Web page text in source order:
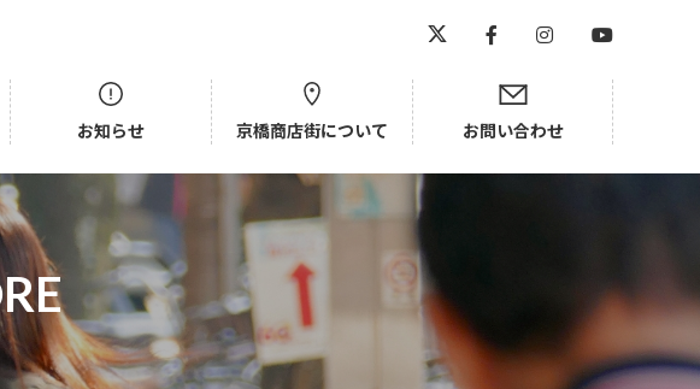
お知らせ 京橋商店街について
京橋中央商店街
新京橋商店街
お問い合わせ